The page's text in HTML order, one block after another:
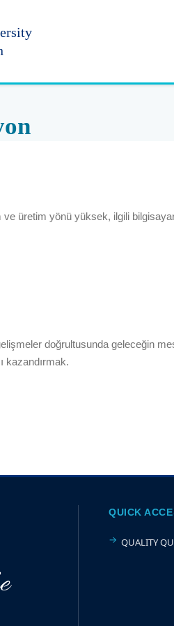
üretim yönü yüksek, ilgili
doğrultusunda geleceğin
kazandırmak.
QUICK
QUALITY